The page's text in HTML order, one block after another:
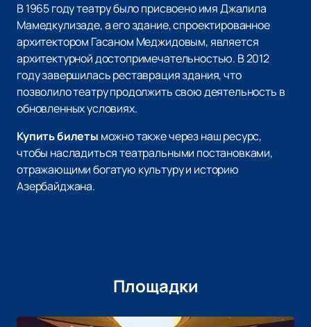
В 1965 году театру было присвоено имя Джалила
Мамедкулизаде, а его здание, спроектированное
архитектором Гасаном Меджидовым, является
архитектурной достопримечательностью. В 2012
году завершилась реставрация здания, что
позволило театру продолжить свою деятельность в
обновленных условиях.
Купить билеты можно также через наш ресурс,
чтобы насладиться театральными постановками,
отражающими богатую культуру и историю
Азербайджана.
Площадки